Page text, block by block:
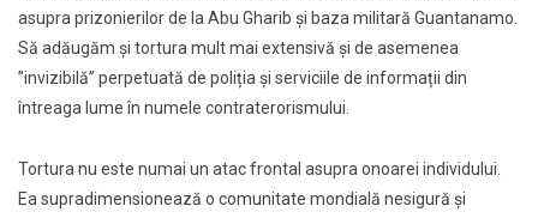
asupra prizonierilor de la Abu Gharib şi baza militară Guantanamo.
Să adăugăm şi tortura mult mai extensivă şi de asemenea
”invizibilă” perpetuată de poliția şi serviciile de informații din
întreaga lume în numele contraterorismului.
Tortura nu este numai un atac frontal asupra onoarei individului.
Ea supradimensionează o comunitate mondială nesigură şi